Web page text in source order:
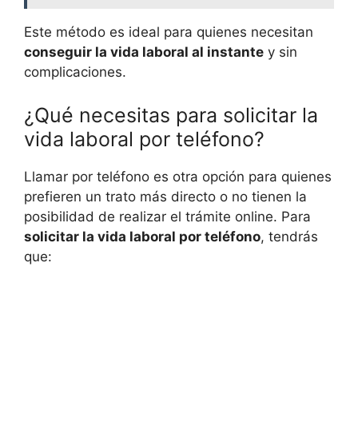
Este método es ideal para quienes necesitan
conseguir la vida laboral al instante y sin
complicaciones.
¿Qué necesitas para solicitar la
vida laboral por teléfono?
Llamar por teléfono es otra opción para quienes
prefieren un trato más directo o no tienen la
posibilidad de realizar el trámite online. Para
solicitar la vida laboral por teléfono, tendrás
que: